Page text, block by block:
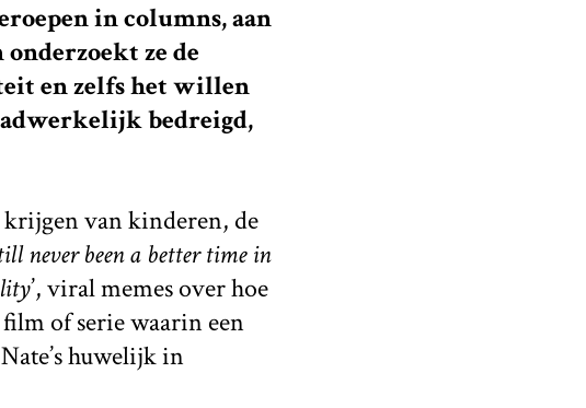
in columns, aan
ze de
en zelfs het willen
bedreigd,
van kinderen, de
never been a better time in
’, viral memes over hoe
of serie waarin een
huwelijk in